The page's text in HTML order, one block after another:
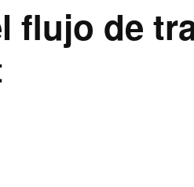
flujo de